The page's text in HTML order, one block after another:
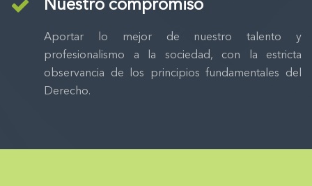
Nuestro compromiso
Aportar lo mejor de nuestro talento y
profesionalismo a la sociedad, con la estricta
observancia de los principios fundamentales del
Derecho.